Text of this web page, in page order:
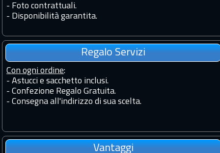
- Foto contrattuali.
- Disponibilità garantita.
Regalo Servizi
Con ogni ordine:
- Astucci e sacchetto inclusi.
- Confezione Regalo Gratuita.
- Consegna all'indirizzo di sua scelta.
Vantaggi